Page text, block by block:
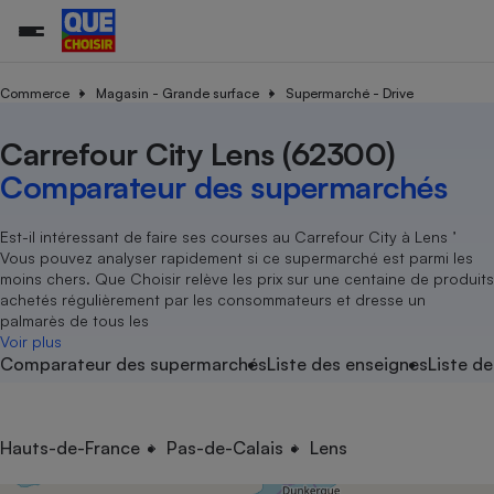
Commerce Magasin - Grande surface Supermarché - Drive
Carrefour City Lens (62300)
Comparateur des supermarchés
Est-il intéressant de faire ses courses au Carrefour City à Lens ’
Vous pouvez analyser rapidement si ce supermarché est parmi les
moins chers. Que Choisir relève les prix sur une centaine de produits
achetés régulièrement par les consommateurs et dresse un
palmarès de tous les
Voir plus
Comparateur des supermarchésListe des enseignesListe
Hauts-de-France Pas-de-Calais Lens
Nutrition
Assurance auto
Magasin - Grande surface
Méthode de vente -
Organismes de défense
Système judiciairegratuit
Déchet
Achat - Vente - Travaux
Location
Sport
électrique
Démarche administrative
Senior
Service marchand
Train
Transport aérien
Toutes les actualités
Enquêtes
Guides d'achat
Conseils
Brèves
Tous les services
Soumettre un litige
Lettres types
Rencontrer une association locale
Tous nos combats
Nos actions
Nos grandes victoires
Les billets de la présidente
Nos associations locales
Nous rejoindre
En savoir plus sur Que Choisir Ensemble
L’association
Nos missions
Notre méthodologie
Notre financement
Nos partenaires
Nous rejoindre